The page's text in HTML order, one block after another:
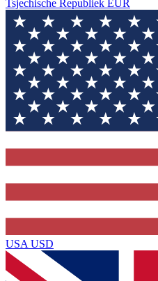
Tsjechische Republiek EUR
USA USD